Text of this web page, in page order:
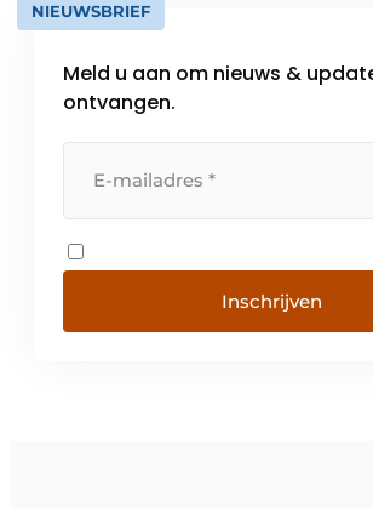
NIEUWSBRIEF
Meld u aan om nieuws &
ontvangen.
Inschrijven